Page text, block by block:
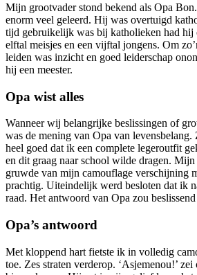
Mijn grootvader stond bekend als Opa
enorm veel geleerd. Hij was overtuigd
tijd gebruikelijk was bij katholieken had hij
elftal meisjes en een vijftal jongens. Om
leiden was inzicht en goed leiderschap
hij een meester.
Opa wist alles
Wanneer wij belangrijke beslissingen of
was de mening van Opa van
heel goed dat ik een complete legeroutfit
en dit graag naar school wilde dragen. Mijn
gruwde van mijn camouflage verschijning
prachtig. Uiteindelijk werd besloten dat ik
raad. Het antwoord van Opa zou
Opa’s antwoord
Met kloppend hart fietste ik in volledig
toe. Zes straten verderop. ‘Asjemenou!’